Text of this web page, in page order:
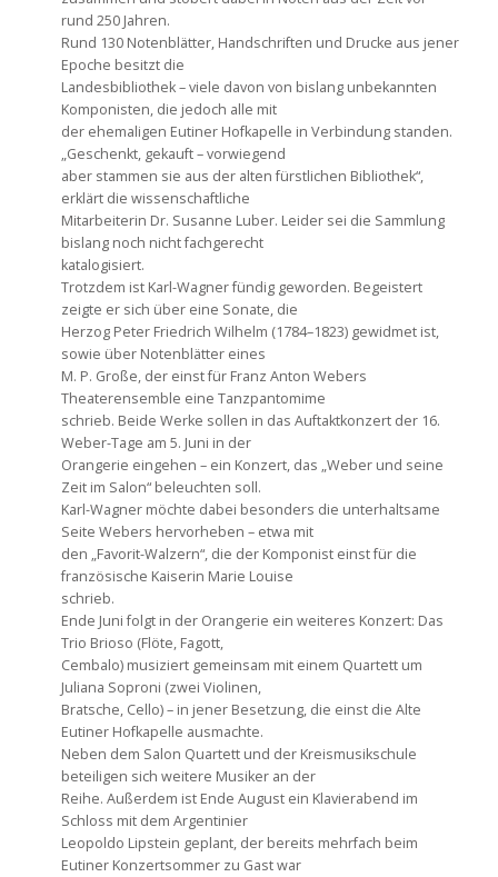
rund 250 Jahren.
Rund 130 Notenblätter, Handschriften und Drucke aus jener
Epoche besitzt die
Landesbibliothek – viele davon von bislang unbekannten
Komponisten, die jedoch alle mit
der ehemaligen Eutiner Hofkapelle in Verbindung standen.
„Geschenkt, gekauft – vorwiegend
aber stammen sie aus der alten fürstlichen Bibliothek“,
erklärt die wissenschaftliche
Mitarbeiterin Dr. Susanne Luber. Leider sei die Sammlung
bislang noch nicht fachgerecht
katalogisiert.
Trotzdem ist Karl-Wagner fündig geworden. Begeistert
zeigte er sich über eine Sonate, die
Herzog Peter Friedrich Wilhelm (1784–1823) gewidmet ist,
sowie über Notenblätter eines
M. P. Große, der einst für Franz Anton Webers
Theaterensemble eine Tanzpantomime
schrieb. Beide Werke sollen in das Auftaktkonzert der 16.
Weber-Tage am 5. Juni in der
Orangerie eingehen – ein Konzert, das „Weber und seine
Zeit im Salon“ beleuchten soll.
Karl-Wagner möchte dabei besonders die unterhaltsame
Seite Webers hervorheben – etwa mit
den „Favorit-Walzern“, die der Komponist einst für die
französische Kaiserin Marie Louise
schrieb.
Ende Juni folgt in der Orangerie ein weiteres Konzert: Das
Trio Brioso (Flöte, Fagott,
Cembalo) musiziert gemeinsam mit einem Quartett um
Juliana Soproni (zwei Violinen,
Bratsche, Cello) – in jener Besetzung, die einst die Alte
Eutiner Hofkapelle ausmachte.
Neben dem Salon Quartett und der Kreismusikschule
beteiligen sich weitere Musiker an der
Reihe. Außerdem ist Ende August ein Klavierabend im
Schloss mit dem Argentinier
Leopoldo Lipstein geplant, der bereits mehrfach beim
Eutiner Konzertsommer zu Gast war